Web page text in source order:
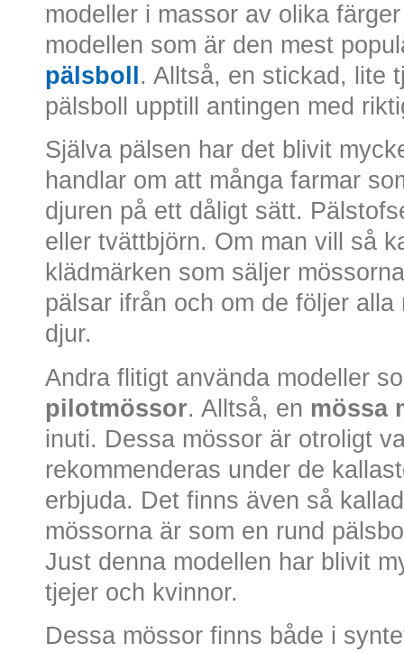
modeller i massor av olika
modellen som är den mest
pälsboll . Alltså, en stickad, lite
pälsboll upptill antingen med
Själva pälsen har det blivit
handlar om att många farmar
djuren på ett dåligt sätt.
eller tvättbjörn. Om man vill så
klädmärken som säljer
pälsar ifrån och om de följer
djur.
Andra flitigt använda modeller
pilotmössor. Alltså, en mössa
inuti. Dessa mössor är otroligt
rekommenderas under de
erbjuda. Det finns även så
mössorna är som en rund
Just denna modellen har blivit
tjejer och kvinnor.
Dessa mössor finns både i